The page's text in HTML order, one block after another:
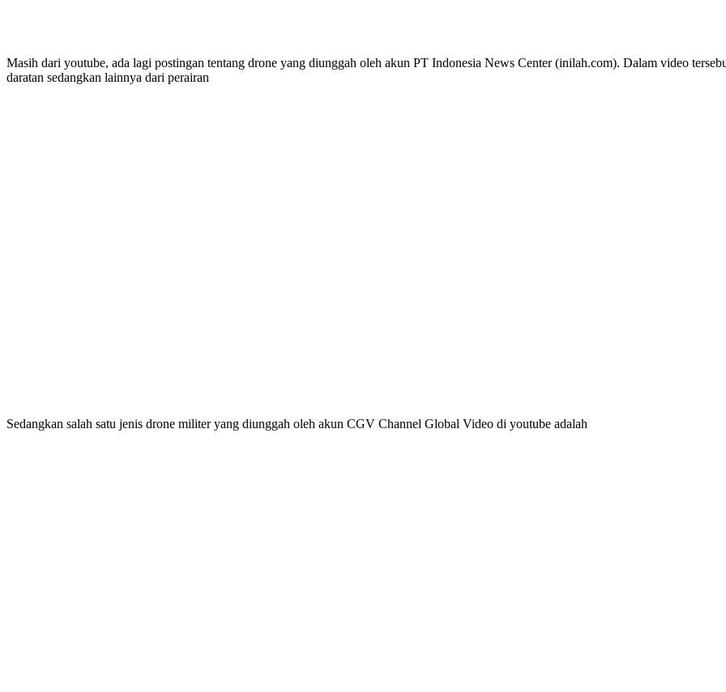
Masih dari youtube, ada lagi postingan tentang drone yang diunggah oleh akun PT Indonesia News Center (inilah.com). Dalam video
daratan sedangkan lainnya dari perairan
Sedangkan salah satu jenis drone militer yang diunggah oleh akun CGV Channel Global Video di youtube adalah